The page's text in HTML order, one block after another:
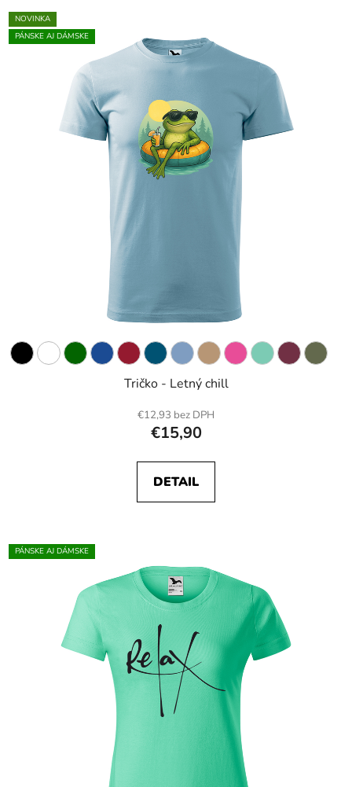
NOVINKA
PÁNSKE AJ DÁMSKE
Tričko - Letný chill
€12,93 bez DPH
€15,90
DETAIL
PÁNSKE AJ DÁMSKE